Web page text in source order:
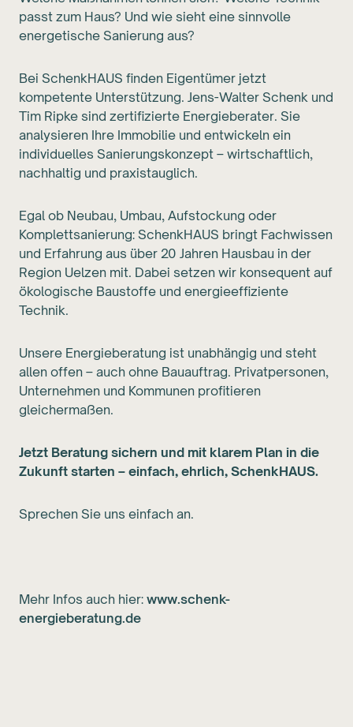
passt zum Haus? Und wie sieht eine sinnvolle
energetische Sanierung aus?
Bei SchenkHAUS finden Eigentümer jetzt
kompetente Unterstützung. Jens-Walter Schenk und
Tim Ripke sind zertifizierte Energieberater. Sie
analysieren Ihre Immobilie und entwickeln ein
individuelles Sanierungskonzept – wirtschaftlich,
nachhaltig und praxistauglich.
Egal ob Neubau, Umbau, Aufstockung oder
Komplettsanierung: SchenkHAUS bringt Fachwissen
und Erfahrung aus über 20 Jahren Hausbau in der
Region Uelzen mit. Dabei setzen wir konsequent auf
ökologische Baustoffe und energieeffiziente
Technik.
Unsere Energieberatung ist unabhängig und steht
allen offen – auch ohne Bauauftrag. Privatpersonen,
Unternehmen und Kommunen profitieren
gleichermaßen.
Jetzt Beratung sichern und mit klarem Plan in die
Zukunft starten – einfach, ehrlich, SchenkHAUS.
Sprechen Sie uns einfach an.
Mehr Infos auch hier: www.schenk-
energieberatung.de